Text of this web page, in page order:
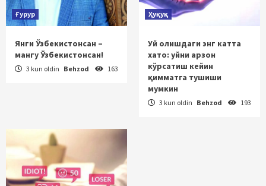
Ғурур
Янги Ўзбекистонсан –
мангу Ўзбекистонсан!
3 kun oldin Behzod 163
Ҳуқуқ
Уй олишдаги энг катта
хато: уйни арзон
кўрсатиш кейин
қимматга тушиши
мумкин
3 kun oldin Behzod 193